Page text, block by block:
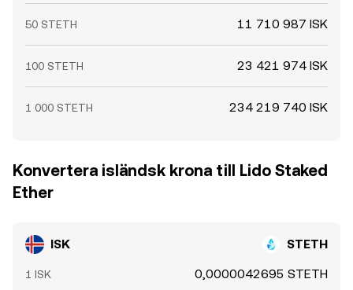
50 STETH 11 710 987 ISK
100 STETH 23 421 974 ISK
1 000 STETH 234 219 740 ISK
Konvertera isländsk krona till Lido Staked
Ether
ISK STETH
1 ISK 0,0000042695 STETH